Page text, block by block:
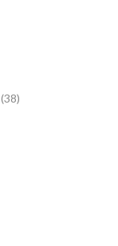
(38)